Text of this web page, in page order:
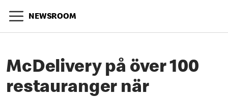
NEWSROOM
McDelivery på över 100
restauranger när